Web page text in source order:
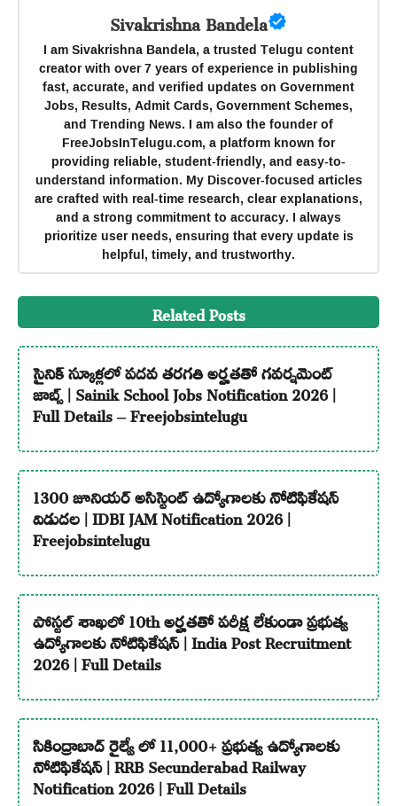
Sivakrishna Bandela
I am Sivakrishna Bandela, a trusted Telugu content
creator with over 7 years of experience in publishing
fast, accurate, and verified updates on Government
Jobs, Results, Admit Cards, Government Schemes,
and Trending News. I am also the founder of
FreeJobsInTelugu.com, a platform known for
providing reliable, student-friendly, and easy-to-
understand information. My Discover-focused articles
are crafted with real-time research, clear explanations,
and a strong commitment to accuracy. I always
prioritize user needs, ensuring that every update is
helpful, timely, and trustworthy.
Related Posts
సైనిక్ స్కూళ్లలో పదవ తరగతి అర్హతతో గవర్నమెంట్
జాబ్స్ | Sainik School Jobs Notification 2026 |
Full Details – Freejobsintelugu
1300 జూనియర్ అసిస్టెంట్ ఉద్యోగాలకు నోటిఫికేషన్
విడుదల | IDBI JAM Notification 2026 |
Freejobsintelugu
పోస్టల్ శాఖలో 10th అర్హతతో పరీక్ష లేకుండా ప్రభుత్వ
ఉద్యోగాలకు నోటిఫికేషన్ | India Post Recruitment
2026 | Full Details
సికింద్రాబాద్ రైల్వే లో 11,000+ ప్రభుత్వ ఉద్యోగాలకు
నోటిఫికేషన్ | RRB Secunderabad Railway
Notification 2026 | Full Details